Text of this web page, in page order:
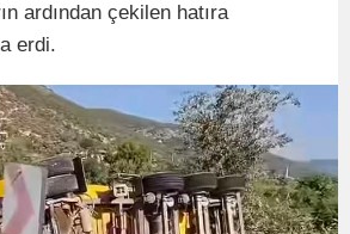
ardından çekilen hatıra
erdi.